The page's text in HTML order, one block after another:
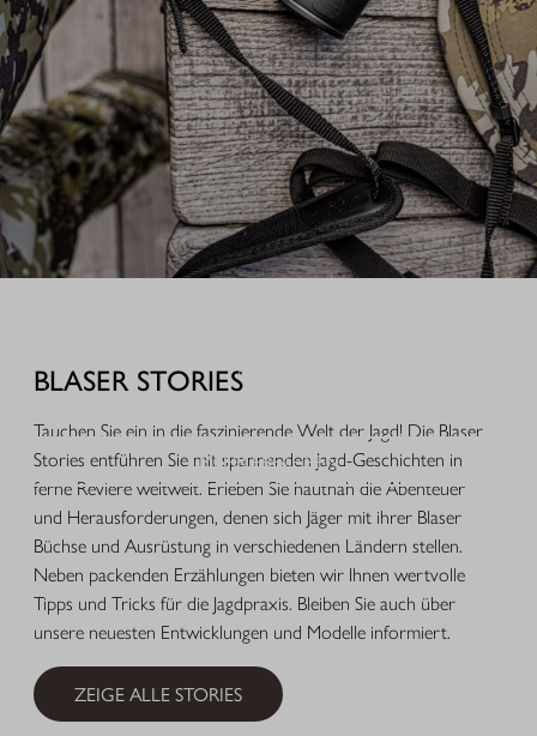
AUSRÜSTUNG FÜR IHREN JAGDERFOLG
Freizeit.
MEHR ERFAHREN
BLASER STORIES
Tauchen Sie ein in die faszinierende Welt der Jagd! Die Blaser
Stories entführen Sie mit spannenden Jagd-Geschichten in
ferne Reviere weltweit. Erleben Sie hautnah die Abenteuer
und Herausforderungen, denen sich Jäger mit ihrer Blaser
Büchse und Ausrüstung in verschiedenen Ländern stellen.
Neben packenden Erzählungen bieten wir Ihnen wertvolle
Tipps und Tricks für die Jagdpraxis. Bleiben Sie auch über
unsere neuesten Entwicklungen und Modelle informiert.
ZEIGE ALLE STORIES